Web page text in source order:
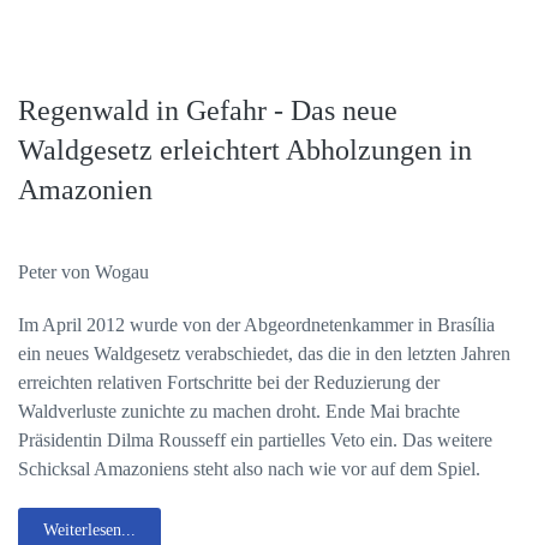
Regenwald in Gefahr - Das neue
Waldgesetz erleichtert Abholzungen in
Amazonien
Peter von Wogau
Im April 2012 wurde von der Abgeordnetenkammer in Brasília
ein neues Waldgesetz verabschiedet, das die in den letzten Jahren
erreichten relativen Fortschritte bei der Reduzierung der
Waldverluste zunichte zu machen droht. Ende Mai brachte
Präsidentin Dilma Rousseff ein partielles Veto ein. Das weitere
Schicksal Amazoniens steht also nach wie vor auf dem Spiel.
Weiterlesen...